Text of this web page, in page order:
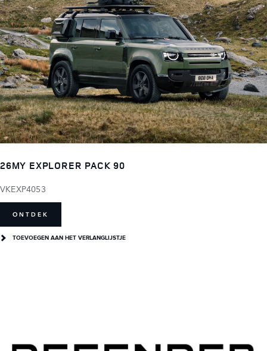
26MY EXPLORER PACK 90
VKEXP4053
ONTDEK
TOEVOEGEN AAN HET VERLANGLIJSTJE